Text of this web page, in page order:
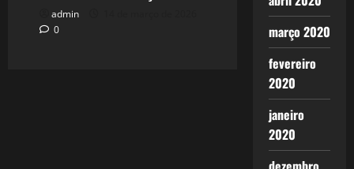
admin
0
março 2020
fevereiro
2020
janeiro
2020